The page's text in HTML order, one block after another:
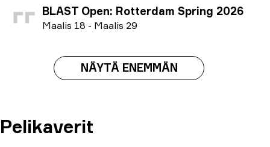
BLAST Open: Rotterdam Spring 2026
Maalis 18 - Maalis 29
NÄYTÄ ENEMMÄN
Pelikaverit